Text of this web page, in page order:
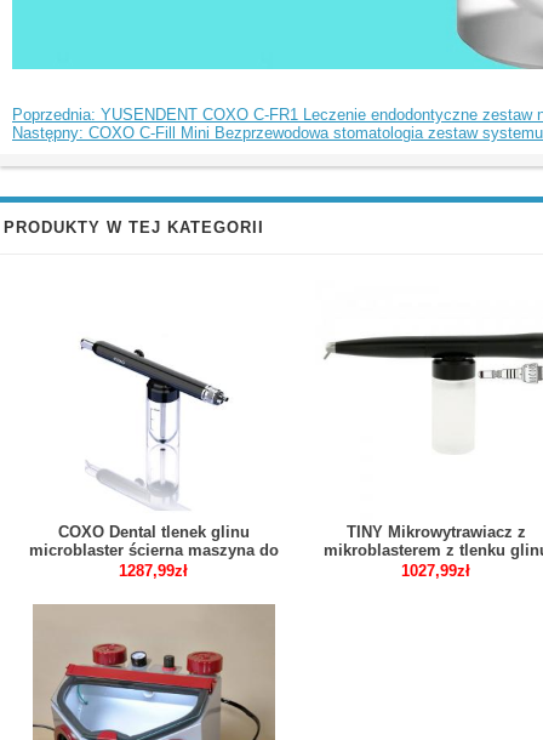
Poprzednia: YUSENDENT COXO C-FR1 Leczenie endodontyczne
Następny: COXO C-Fill Mini Bezprzewodowa stomatologia zestaw
PRODUKTY W TEJ KATEGORII
COXO Dental tlenek glinu
microblaster ścierna maszyna do
piaskowania abrazja
1287,99zł
TINY Mikrowytrawiacz z
mikroblasterem z tlenku
piaskarki protetyczne
1027,99zł